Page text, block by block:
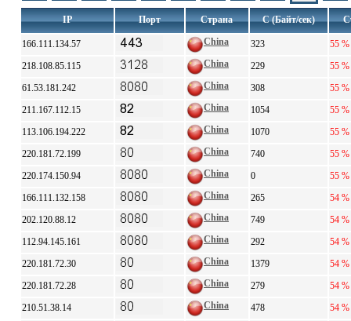
IP Порт Страна С (Байт/сек)
166.111.134.57 China 323
55 %
218.108.85.115
China 229
55 %
61.53.181.242
China 308
55 %
211.167.112.15
China 1054
55 %
113.106.194.222
China 1070
55 %
220.181.72.199
China 740
55 %
220.174.150.94
China 0
55 %
166.111.132.158
China 265
54 %
202.120.88.12
China 749
54 %
112.94.145.161
China 292
54 %
220.181.72.30
China 1379
54 %
220.181.72.28
China 279
54 %
210.51.38.14
China 478
54 %